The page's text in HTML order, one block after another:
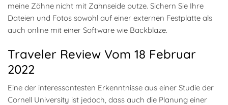
meine Zähne nicht mit Zahnseide putze. Sichern Sie Ihre
Dateien und Fotos sowohl auf einer externen Festplatte als
auch online mit einer Software wie Backblaze.
Traveler Review Vom 18 Februar
2022
Eine der interessantesten Erkenntnisse aus einer Studie der
Cornell University ist jedoch, dass auch die Planung einer